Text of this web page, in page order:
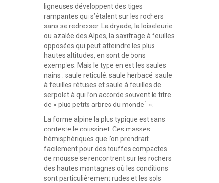
ligneuses développent des tiges
rampantes qui s’étalent sur les rochers
sans se redresser. La dryade, la loiseleurie
ou azalée des Alpes, la saxifrage à feuilles
opposées qui peut atteindre les plus
hautes altitudes, en sont de bons
exemples. Mais le type en est les saules
nains : saule réticulé, saule herbacé, saule
à feuilles rétuses et saule à feuilles de
serpolet à qui l’on accorde souvent le titre
de « plus petits arbres du monde1 ».
La forme alpine la plus typique est sans
conteste le coussinet. Ces masses
hémisphériques que l’on prendrait
facilement pour des touffes compactes
de mousse se rencontrent sur les rochers
des hautes montagnes où les conditions
sont particulièrement rudes et les sols